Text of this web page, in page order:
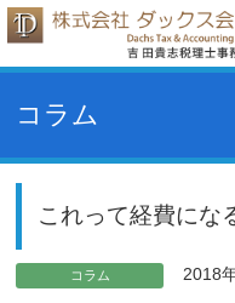
コラム
これって経費に
コラム 2018